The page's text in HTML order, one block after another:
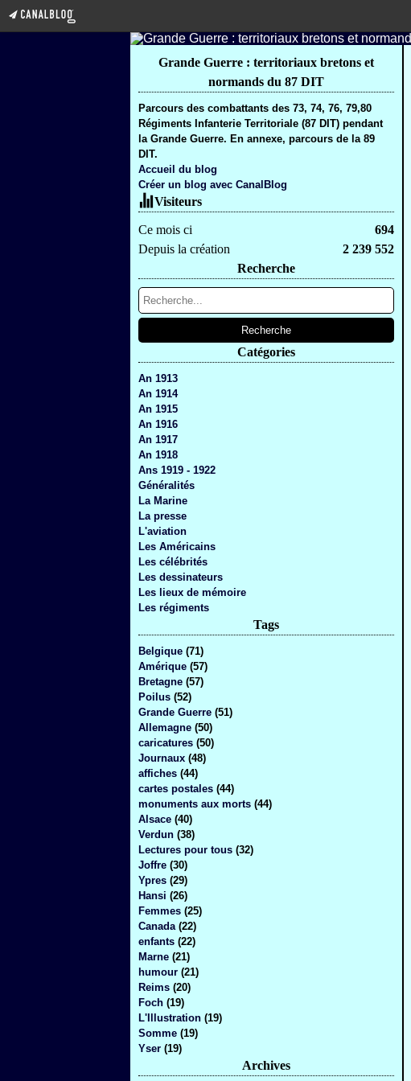
Grande Guerre : territoriaux bretons et
normands du 87 DIT
Parcours des combattants des 73, 74, 76, 79,80
Régiments Infanterie Territoriale (87 DIT) pendant
la Grande Guerre. En annexe, parcours de la 89
DIT.
Accueil du blog
Créer un blog avec CanalBlog
Visiteurs
Ce mois ci
694
Depuis la création
2 239 552
Recherche
Catégories
An 1913
An 1914
An 1915
An 1916
An 1917
An 1918
Ans 1919 - 1922
Généralités
La Marine
La presse
L'aviation
Les Américains
Les célébrités
Les dessinateurs
Les lieux de mémoire
Les régiments
Tags
Belgique (71)
Amérique (57)
Bretagne (57)
Poilus (52)
Grande Guerre (51)
Allemagne (50)
caricatures (50)
Journaux (48)
affiches (44)
cartes postales (44)
monuments aux morts (44)
Alsace (40)
Verdun (38)
Lectures pour tous (32)
Joffre (30)
Ypres (29)
Hansi (26)
Femmes (25)
Canada (22)
enfants (22)
Marne (21)
humour (21)
Reims (20)
Foch (19)
L'Illustration (19)
Somme (19)
Yser (19)
Archives